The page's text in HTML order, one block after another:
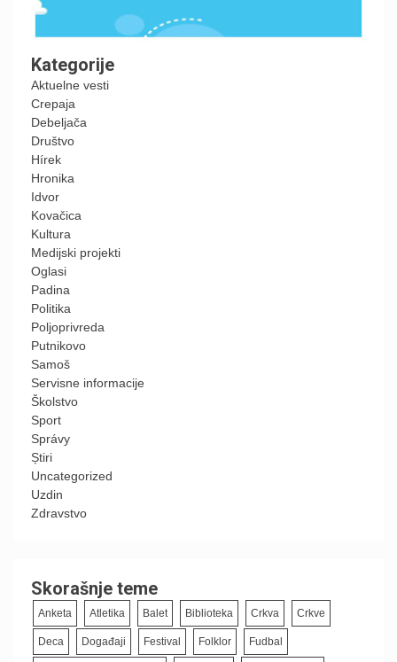
Kategorije
Aktuelne vesti
Crepaja
Debeljača
Društvo
Hírek
Hronika
Idvor
Kovačica
Kultura
Medijski projekti
Oglasi
Padina
Politika
Poljoprivreda
Putnikovo
Samoš
Servisne informacije
Školstvo
Sport
Správy
Știri
Uncategorized
Uzdin
Zdravstvo
Skorašnje teme
Anketa Atletika Balet Biblioteka Crkva Crkve
Deca Događaji Festival Folklor Fudbal